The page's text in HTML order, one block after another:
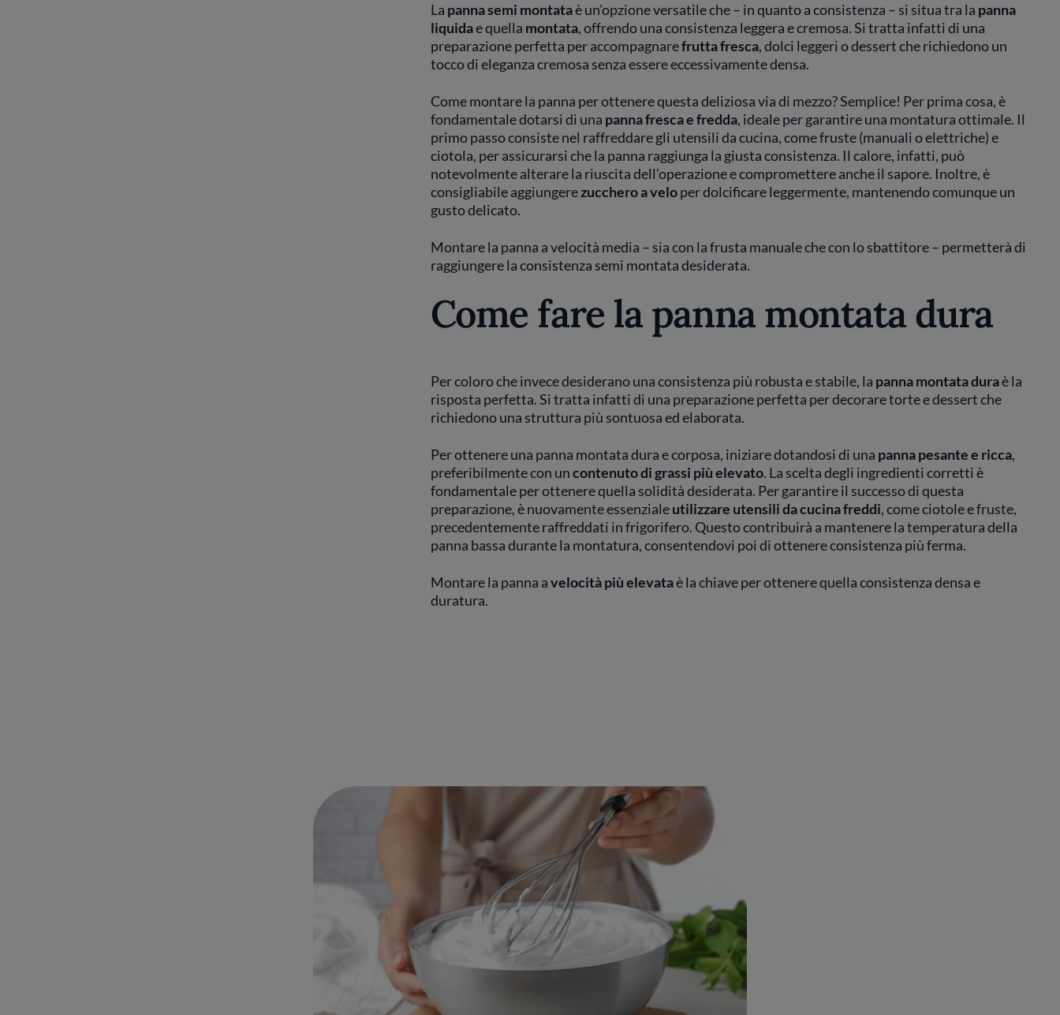
La panna semi montataè un'opzione versatile che – in quanto a consistenza – si situa tra la panna
liquidae quella montata, offrendo una consistenza leggera e cremosa. Si tratta infatti di una
preparazione perfetta per accompagnarefrutta fresca, dolci leggeri o dessert che richiedono un
tocco di eleganza cremosa senza essere eccessivamente densa.
Come montare la panna per ottenere questa deliziosa via di mezzo? Semplice! Per prima cosa, è
fondamentale dotarsi di una panna fresca e fredda, ideale per garantire una montatura ottimale. Il
primo passo consiste nel raffreddare gli utensili da cucina, come fruste (manuali o elettriche) e
ciotola, per assicurarsi che la panna raggiunga la giusta consistenza. Il calore, infatti, può
notevolmente alterare la riuscita dell’operazione e compromettere anche il sapore. Inoltre, è
consigliabile aggiungerezucchero a veloper dolcificare leggermente, mantenendo comunque un
gusto delicato.
Montare la panna a velocità media – sia con la frusta manuale che con lo sbattitore – permetterà di
raggiungere la consistenza semi montata desiderata.
Come fare la panna montata dura
Per coloro che invece desiderano una consistenza più robusta e stabile, la panna montata duraè la
risposta perfetta. Si tratta infatti di una preparazione perfetta per decorare torte e dessert che
richiedono una struttura più sontuosa ed elaborata.
Per ottenere una panna montata dura e corposa, iniziare dotandosi di una panna pesante e ricca,
preferibilmente con uncontenuto di grassi più elevato. La scelta degli ingredienti corretti è
fondamentale per ottenere quella solidità desiderata. Per garantire il successo di questa
preparazione, è nuovamente essenzialeutilizzare utensili da cucina freddi, come ciotole e fruste,
precedentemente raffreddati in frigorifero. Questo contribuirà a mantenere la temperatura della
panna bassa durante la montatura, consentendovi poi di ottenere consistenza più ferma.
Montare la panna avelocità più elevataè la chiave per ottenere quella consistenza densa e
duratura.